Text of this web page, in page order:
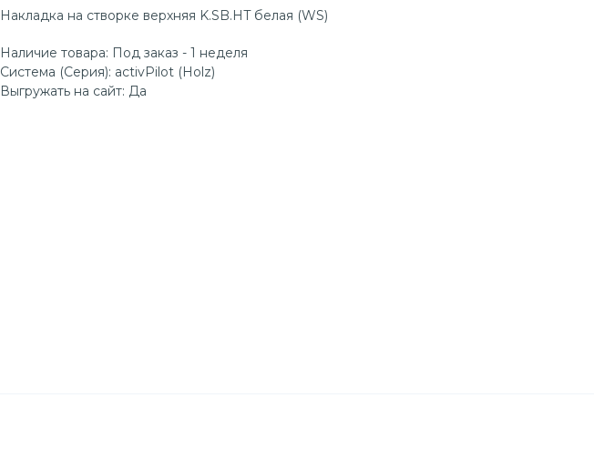
Накладка на створке верхняя K.SB.HT белая (WS)
Наличие товара: Под заказ - 1 неделя
Система (Серия): activPilot (Holz)
Выгружать на сайт: Да